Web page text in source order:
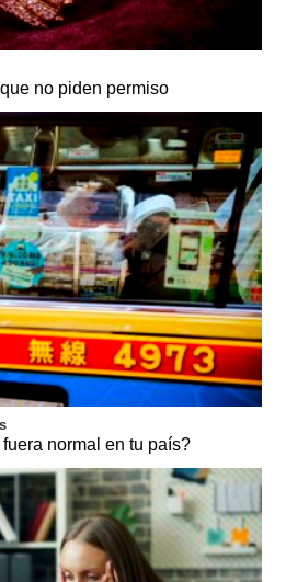
no piden permiso
normal en tu país?